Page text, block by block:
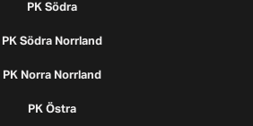
PK Södra
PK Södra Norrland
PK Norra Norrland
PK Östra